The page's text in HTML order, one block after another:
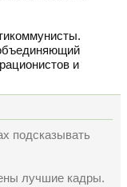
и
подсказывать
лучшие кадры.